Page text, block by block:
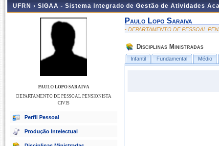
UFRN › SIGAA - Sistema Integrado de Gestão de Atividades
PAULO LOPO SARAIVA
DEPARTAMENTO DE PESSOAL PENSIONISTA
CIVIS
Perfil Pessoal
Produção Intelectual
Paulo Lopo Saraiva
- DEPARTAMENTO DE PESSOAL
Disciplinas Ministradas
Infantil Fundamental Médio